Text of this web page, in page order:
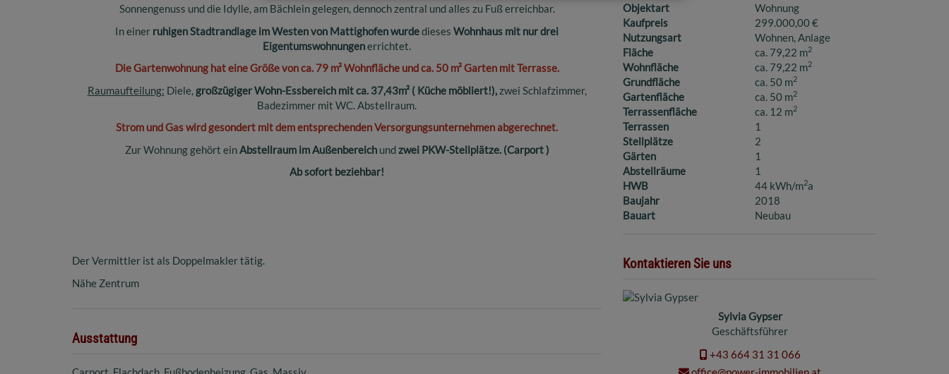
Sonnengenuss und die Idylle, am Bächlein gelegen, dennoch zentral und alles zu Fuß erreichbar.
In einer ruhigen Stadtrandlage im Westen von Mattighofen wurdedieses Wohnhaus mit nur drei
Eigentumswohnungenerrichtet.
Die Gartenwohnung hat eine Größe von ca. 79 m² Wohnfläche und ca. 50 m² Garten mit Terrasse.
Raumaufteilung: Diele, großzügiger Wohn-Essbereich mit ca. 37,43m² ( Küche möbliert!),zwei Schlafzimmer,
Badezimmer mit WC. Abstellraum.
Strom und Gas wird gesondert mit dem entsprechenden Versorgungsunternehmen abgerechnet.
Zur Wohnung gehört einAbstellraum im Außenbereichundzwei PKW-Stellplätze. (Carport )
Ab sofort beziehbar!
Der Vermittler ist als Doppelmakler tätig.
Nähe Zentrum
Ausstattung
Objektart
Wohnung
Kaufpreis
299.000,00 €
Nutzungsart
Wohnen Anlage
Fläche
ca. 79,22 m2
Wohnfläche ca. 79,22 m2
Grundfläche ca. 50 m2
Gartenfläche ca. 50 m2
Terrassenfläche ca. 12 m2
Terrassen
1
Stellplätze
2
Gärten
1
Abstellräume
1
HWB
44 kWh/m2a
Baujahr
2018
Bauart
Neubau
Kontaktieren Sie uns
Sylvia Gypser
Geschäftsführer
+43 664 31 31 066